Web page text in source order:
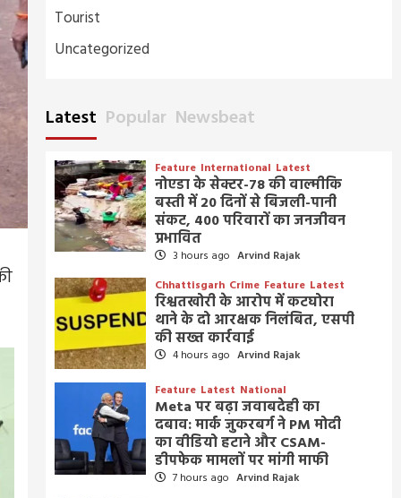
Tourist
Uncategorized
Latest Popular Newsbeat
Feature International Latest
नोएडा के सेक्टर-78 की वाल्मीकि
बस्ती में 20 दिनों से बिजली-पानी
संकट, 400 परिवारों का जनजीवन
प्रभावित
3 hours ago Arvind Rajak
Chhattisgarh Crime Feature Latest
रिश्वतखोरी के आरोप में कटघोरा
थाने के दो आरक्षक निलंबित, एसपी
की सख्त कार्रवाई
4 hours ago Arvind Rajak
Feature Latest National
Meta पर बढ़ा जवाबदेही का
दबाव: मार्क जुकरबर्ग ने PM मोदी
का वीडियो हटाने और CSAM-
डीपफेक मामलों पर मांगी माफी
7 hours ago Arvind Rajak